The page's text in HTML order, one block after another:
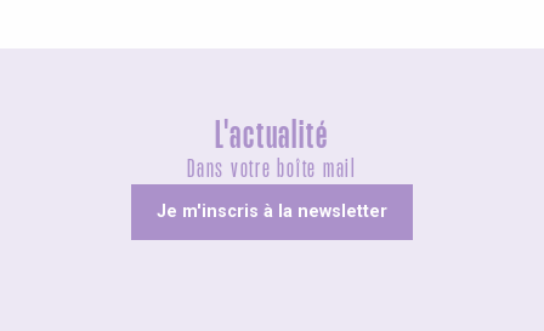
L'actualité
Dans votre boîte mail
Je m'inscris à la newsletter